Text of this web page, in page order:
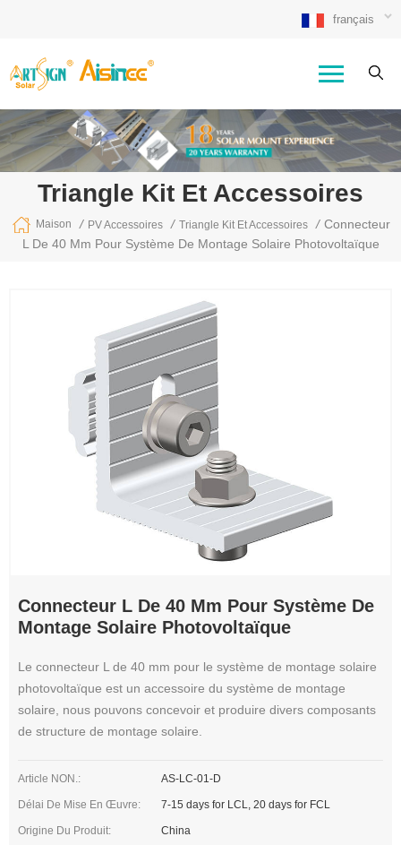
français
Triangle Kit Et Accessoires
Maison / PV Accessoires / Triangle Kit Et Accessoires / Connecteur
L De 40 Mm Pour Système De Montage Solaire Photovoltaïque
Connecteur L De 40 Mm Pour Système De
Montage Solaire Photovoltaïque
Le connecteur L de 40 mm pour le système de montage solaire
photovoltaïque est un accessoire du système de montage
solaire, nous pouvons concevoir et produire divers composants
de structure de montage solaire.
Article NON.: AS-LC-01-D
Délai De Mise En Œuvre: 7-15 days for LCL, 20 days for FCL
Origine Du Produit: China